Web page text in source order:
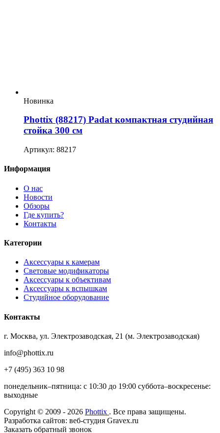
Новинка
Phottix (88217) Padat компактная студийная
стойка 300 см
Артикул: 88217
Информация
О нас
Новости
Обзоры
Где купить?
Контакты
Категории
Аксессуары к камерам
Световые модификаторы
Аксессуары к объективам
Аксессуары к вспышкам
Студийное оборудование
Контакты
г. Москва, ул. Электрозаводская, 21 (м. Электрозаводская)
info@phottix.ru
+7 (495) 363 10 98
понедельник–пятница: с 10:30 до 19:00 суббота–воскресенье:
выходные
Copyright © 2009 - 2026 Phottix . Все права защищены.
Разработка сайтов: веб-студия Gravex.ru
Заказать обратный звонок